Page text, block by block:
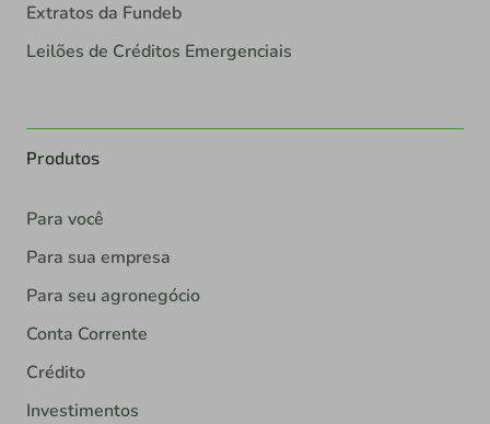
Extratos da Fundeb
Leilões de Créditos Emergenciais
Produtos
Para você
Para sua empresa
Para seu agronegócio
Conta Corrente
Crédito
Investimentos